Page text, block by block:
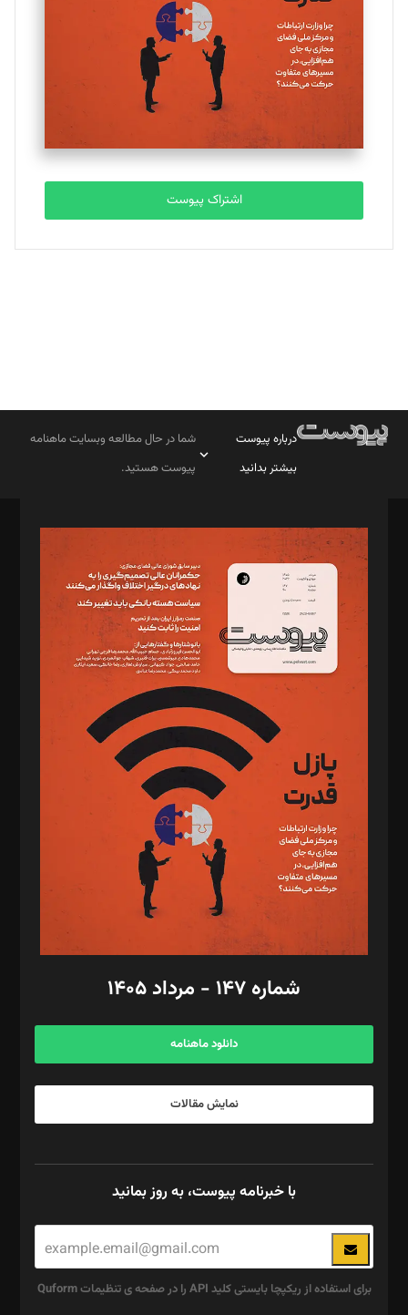
ملینا جعفری
تحریریه
مصطفی مسجدی آرانی
تحریریه
بابک نقاش
تحریریه
اشتراک پیوست
درباره پیوست
بیشتر بدانید
شما در حال مطالعه وبسایت ماهنامه
پیوست هستید.
مدیر مسئول: محمدباقر اثنی‌عشری
سردبیر: مهرک محمودی
دبیر تحریریه: میثم قاسمی
د‌بیر ناداستان: سمانه سمیع
د‌بیر خدمت و تجارت: ابوالفضل رجبی
د‌بیر حقوق فناوری: حسام‌الدین ایپکچی
د‌بیر پیوست جهان: مینا پاکدل
د‌بیر تحریریه آنلاین: بابک نقاش
تحریریه‌: مجتبی محمود‌ی، آرش برهمند، یسنا امان‌پور، سروش کرمیان،
مصطفی مسجدی آرانی، ابوالفضل رجبی، زهرا فکرانه، فائزه فتحی
رستمی،مصطفی باستان
ویرایش: نگار استاد‌‌آقا
طراح یونیفرم: مجید توکلی
فیلمبرداری و عکاسی: امیر شفیعی، مانی لطفی زاده
گرافیک و صفحه‌آرایی: سید‌سبحان‌علی ثابت
مد‌یر توسعه تجاری: کامبیز برید‌
امور مالی: شاپور رهبری، محمد‌ کاظمی‌نیا
آگهی و مشترکین: ۰۹۱۹۹۹۹۰۴۵۴
شماره ۱۴۷ - مرداد ۱۴۰۵
دانلود ماهنامه
نمایش مقالات
با خبرنامه پیوست، به روز بمانید
برای استفاده از ریکپچا بایستی کلید API را در صفحه ی تنظیمات Quform